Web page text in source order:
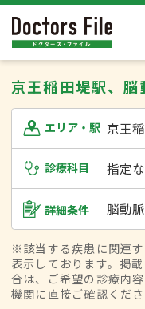
京王稲田堤駅、脳
エリア・駅 京王
診療科目 指定
詳細条件 脳動
※該当する疾患に関連
表示しております。掲
合は、ご希望の診療内
機関に直接ご確認くださ